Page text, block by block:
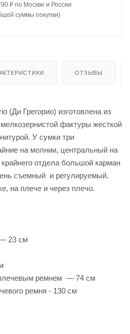
₽ по Москве и России
суммы покупки)
ОТЗЫВЫ
(Ди Грегорио) изготовлена из
фактуры жесткой
У сумки три
на молнии, центральный на
крайнего отдела большой карман
съемный и регулируемый.
на плече и через плечо.
23 см
ремнем — 74 см
ремня - 130 см